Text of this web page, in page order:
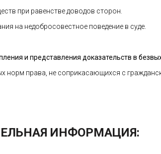
при равенстве доводов сторон.
на недобросовестное поведение в суде.
и представления доказательств в
норм права, не соприкасающихся с
ИНФОРМАЦИЯ: